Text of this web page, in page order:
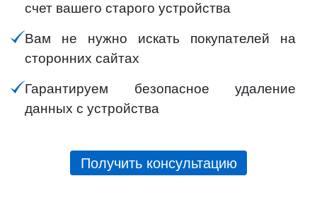
счет вашего старого устройства
Вам не нужно искать покупателей на
сторонних сайтах
Гарантируем безопасное удаление
данных с устройства
Получить консультацию